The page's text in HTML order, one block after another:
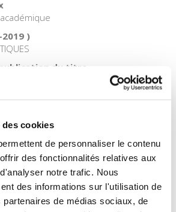
cookies
de personnaliser le contenu
des fonctionnalités relatives aux
notre trafic. Nous
des informations sur l'utilisation de
de médias sociaux, de
2019 )
du titre
classement sujet